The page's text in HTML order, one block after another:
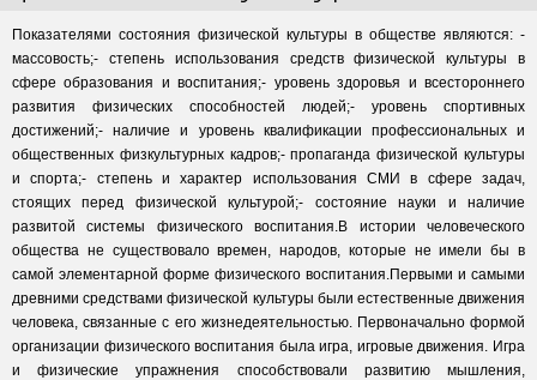
Показателями состояния физической культуры в обществе являются: -
массовость;- степень использования средств физической культуры в
сфере образования и воспитания;- уровень здоровья и всестороннего
развития физических способностей людей;- уровень спортивных
достижений;- наличие и уровень квалификации профессиональных и
общественных физкультурных кадров;- пропаганда физической культуры
и спорта;- степень и характер использования СМИ в сфере задач,
стоящих перед физической культурой;- состояние науки и наличие
развитой системы физического воспитания.В истории человеческого
общества не существовало времен, народов, которые не имели бы в
самой элементарной форме физического воспитания.Первыми и самыми
древними средствами физической культуры были естественные движения
человека, связанные с его жизнедеятельностью. Первоначально формой
организации физического воспитания была игра, игровые движения. Игра
и физические упражнения способствовали развитию мышления,